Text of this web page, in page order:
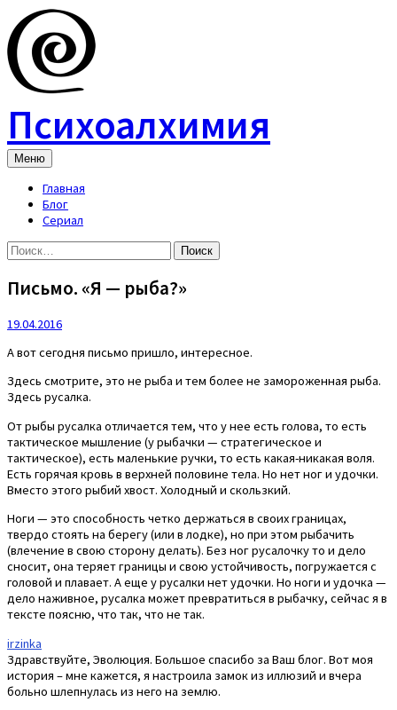
Skip
to
content
Психоалхимия
Меню
Главная
Блог
Сериал
Найти:
Письмо. «Я — рыба?»
19.04.2016
А вот сегодня письмо пришло, интересное.
Здесь смотрите, это не рыба и тем более не замороженная рыба.
Здесь русалка.
От рыбы русалка отличается тем, что у нее есть голова, то есть
тактическое мышление (у рыбачки — стратегическое и
тактическое), есть маленькие ручки, то есть какая-никакая воля.
Есть горячая кровь в верхней половине тела. Но нет ног и удочки.
Вместо этого рыбий хвост. Холодный и скользкий.
Ноги — это способность четко держаться в своих границах,
твердо стоять на берегу (или в лодке), но при этом рыбачить
(влечение в свою сторону делать). Без ног русалочку то и дело
сносит, она теряет границы и свою устойчивость, погружается с
головой и плавает. А еще у русалки нет удочки. Но ноги и удочка —
дело наживное, русалка может превратиться в рыбачку, сейчас я в
тексте поясню, что так, что не так.
irzinka
Здравствуйте, Эволюция. Большое спасибо за Ваш блог. Вот моя
история – мне кажется, я настроила замок из иллюзий и вчера
больно шлепнулась из него на землю.